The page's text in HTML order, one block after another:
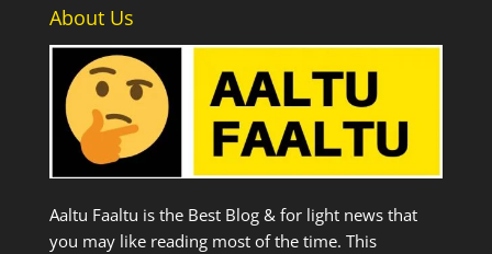
About Us
Aaltu Faaltu is the Best Blog & for light news that
you may like reading most of the time. This